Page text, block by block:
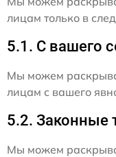
лицам только в
5.1. С вашего
Мы можем
лицам с вашего
5.2. Законные
Мы можем